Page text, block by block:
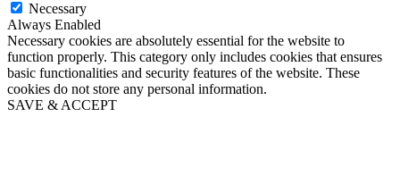
Necessary
Always Enabled
Necessary cookies are absolutely essential for the website to
function properly. This category only includes cookies that ensures
basic functionalities and security features of the website. These
cookies do not store any personal information.
SAVE & ACCEPT